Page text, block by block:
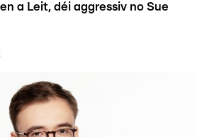
a Leit, déi aggressiv no Sue